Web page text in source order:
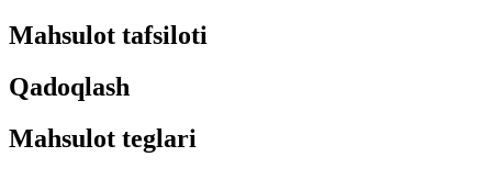
Mahsulot tafsiloti
Qadoqlash
Mahsulot teglari